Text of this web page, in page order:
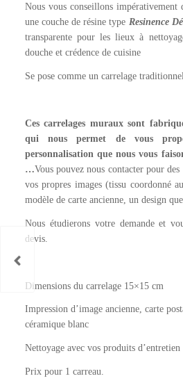
Nous vous conseillons
une couche de résine type Resinence
transparente pour les lieux à
douche et crédence de cuisine
Se pose comme un carrelage
Ces carrelages muraux sont
qui nous permet de vous
personnalisation que nous vous
…Vous pouvez nous contacter pour des
vos propres images (tissu coordonné
modèle de carte ancienne, un design
Nous étudierons votre demande et
devis.
Dimensions du carrelage 15×15 cm
Impression d’image ancienne, carte
céramique blanc
Nettoyage avec vos produits d’entretien
Prix pour 1 carreau.